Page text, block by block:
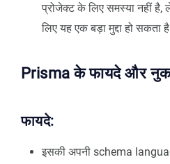
प्रोजेक्ट के लिए समस्या नहीं
लिए यह एक बड़ा मुद्दा हो सकता
Prisma के फायदे और
फायदे:
इसकी अपनी schema